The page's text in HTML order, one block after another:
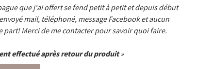
que j'ai offert se fend petit à petit et depuis début
mail, téléphoné, message Facebook et aucun
part! Merci de me contacter pour savoir quoi faire.
effectué après retour du produit